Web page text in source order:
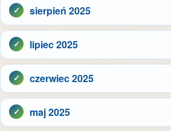
sierpień 2025
lipiec 2025
czerwiec 2025
maj 2025